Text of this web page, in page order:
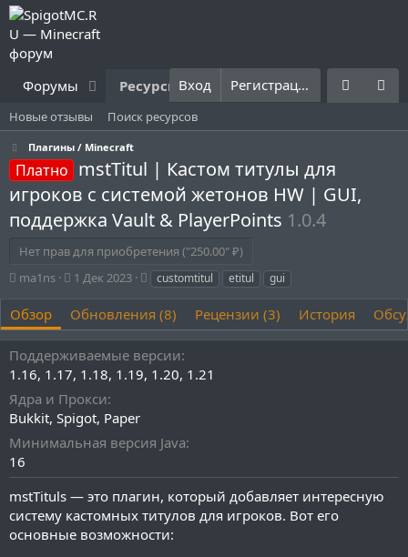
Форумы Ресурсы Что нового? Правила
Вход Регистрация
Новые отзывы Поиск ресурсов
Плагины / Minecraft
Платно mstTitul | Кастом титулы для
игроков с системой жетонов HW | GUI,
поддержка Vault & PlayerPoints 1.0.4
Нет прав для приобретения ("250.00" ₽)
А
т
о
р
ma1ns
Д
т
а
с
о
з
а
н
и
1 Дек 2023
Т
г
и
customtitul etitul gui
Обзор Обновления (8) Рецензии (3) История
Поддерживаемые версии
1.16 1.17 1.18 1.19 1.20 1.21
Ядра и Прокси
Bukkit Spigot Paper
Минимальная версия Java
16
mstTituls — это плагин, который добавляет интересную
систему кастомных титулов для игроков. Вот его
основные возможности: